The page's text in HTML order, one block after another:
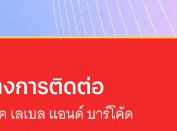
การติดต่อ
เลเบล แอนด์ บาร์โค้ด